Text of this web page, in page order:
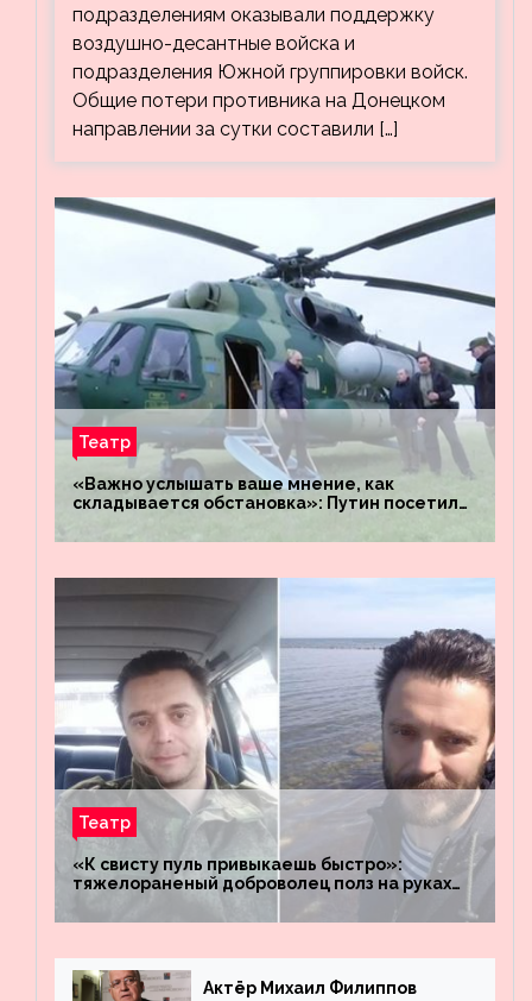
подразделениям оказывали поддержку
воздушно-десантные войска и
подразделения Южной группировки войск.
Общие потери противника на Донецком
направлении за сутки составили […]
Театр
«Важно услышать ваше мнение, как
складывается обстановка»: Путин посетил
«Восток»
Театр
«К свисту пуль привыкаешь быстро»:
тяжелораненый доброволец полз на руках
четыре километра через заминированное
поле
Актёр Михаил Филиппов